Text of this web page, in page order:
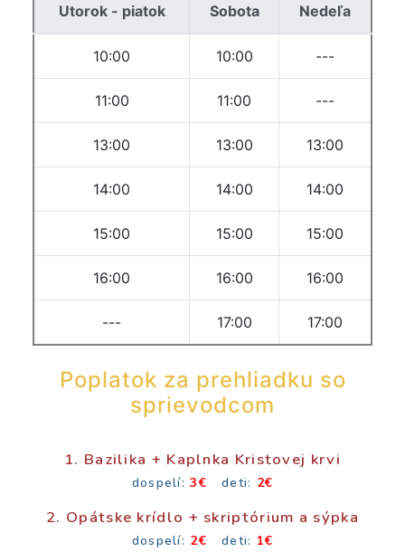
Utorok - piatok Sobota Nedeľa
10:00 10:00 ---
11:00 11:00 ---
13:00 13:00 13:00
14:00 14:00 14:00
15:00 15:00 15:00
16:00 16:00 16:00
--- 17:00 17:00
Poplatok za prehliadku so
sprievodcom
1. Bazilika + Kaplnka Kristovej krvi
dospelí:3€ deti: 2€
2. Opátske krídlo + skriptórium a sýpka
dospelí: 2€ deti: 1€